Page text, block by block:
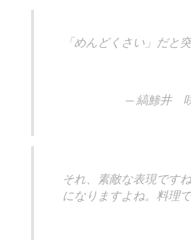
「めんどくさい」だと
— 縞鯵井 咲
それ、素敵な表現です
になりますよね。料理